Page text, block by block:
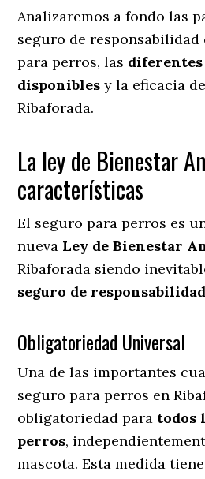
Analizaremos a fondo las
seguro de
para perros, las
disponibles y la eficacia
Ribaforada.
La ley de Bienestar
características
El seguro para perros es
nueva Ley de Bienestar
Ribaforada siendo
seguro de
Obligatoriedad Universal
Una de las importantes
seguro para perros en
obligatoriedad para todos
perros,
mascota. Esta medida